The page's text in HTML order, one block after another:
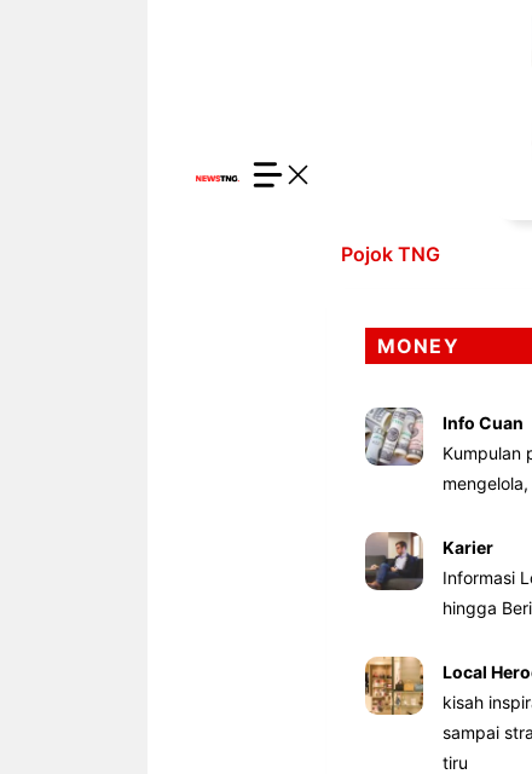
Pojok TNG
MONEY
Info Cuan
Kumpulan
Karier
Informasi
hingga
Local
kisah
sampai
tiru